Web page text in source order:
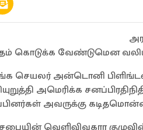
கொடுக்க வேண்டுமென
செயலர் அன்டொனி
அமெரிக்க
அவருக்கு
சபையின் வெளிவிவகார